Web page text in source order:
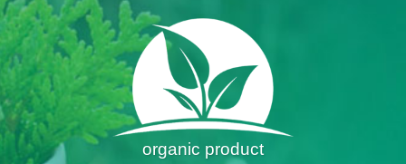
organic product